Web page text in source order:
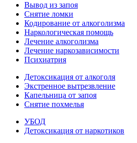
Вывод из запоя
Снятие ломки
Кодирование от алкоголизма
Наркологическая помощь
Лечение алкоголизма
Лечение наркозависимости
Психиатрия
Детоксикация от алкоголя
Экстренное вытрезвление
Капельница от запоя
Снятие похмелья
УБОД
Детоксикация от наркотиков